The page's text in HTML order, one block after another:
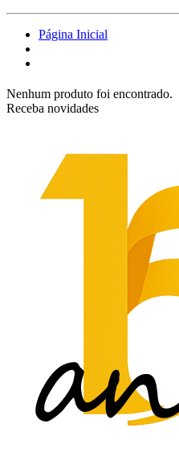
Página Inicial
Nenhum produto foi encontrado.
Receba novidades